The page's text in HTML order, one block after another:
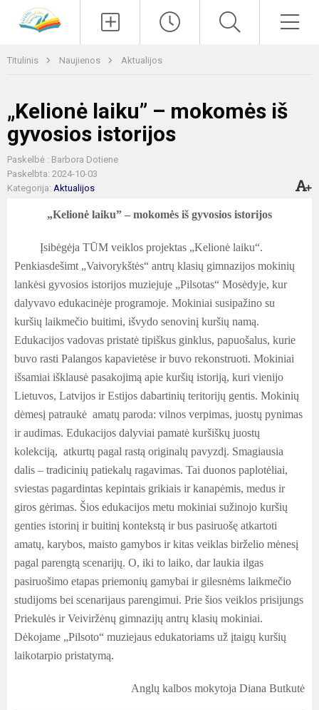
Titulinis Naujienos Aktualijos
„Kelionė laiku” – mokomės iš
gyvosios istorijos
Paskelbė : Barbora Dotiene
Paskelbta: 2024-10-03
Kategorija: Aktualijos
„Kelionė laiku” – mokomės iš gyvosios istorijos
Įsibėgėja TŪM veiklos projektas „Kelionė laiku“.
Penkiasdešimt „Vaivorykštės“ antrų klasių gimnazijos mokinių
lankėsi gyvosios istorijos muziejuje „Pilsotas“ Mosėdyje, kur
dalyvavo edukacinėje programoje. Mokiniai susipažino su
kuršių laikmečio buitimi, išvydo senovinį kuršių namą.
Edukacijos vadovas pristatė tipiškus ginklus, papuošalus, kurie
buvo rasti Palangos kapavietėse ir buvo rekonstruoti. Mokiniai
išsamiai išklausė pasakojimą apie kuršių istoriją, kuri vienijo
Lietuvos, Latvijos ir Estijos dabartinių teritorijų gentis. Mokinių
dėmesį patraukė amatų paroda: vilnos verpimas, juostų pynimas
ir audimas. Edukacijos dalyviai pamatė kuršiškų juostų
kolekciją, atkurtų pagal rastą originalų pavyzdį. Smagiausia
dalis – tradicinių patiekalų ragavimas. Tai duonos paplotėliai,
sviestas pagardintas kepintais grikiais ir kanapėmis, medus ir
giros gėrimas. Šios edukacijos metu mokiniai sužinojo kuršių
genties istorinį ir buitinį kontekstą ir bus pasiruošę atkartoti
amatų, karybos, maisto gamybos ir kitas veiklas birželio mėnesį
pagal parengtą scenarijų. O, iki to laiko, dar laukia ilgas
pasiruošimo etapas priemonių gamybai ir gilesnėms laikmečio
studijoms bei scenarijaus parengimui. Prie šios veiklos prisijungs
Priekulės ir Veiviržėnų gimnazijų antrų klasių mokiniai.
Dėkojame „Pilsoto“ muziejaus edukatoriams už įtaigų kuršių
laikotarpio pristatymą.
Anglų kalbos mokytoja Diana Butkutė